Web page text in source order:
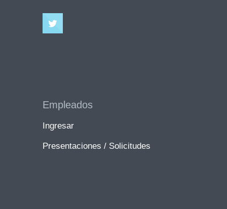
Empleados
Ingresar
Presentaciones / Solicitudes